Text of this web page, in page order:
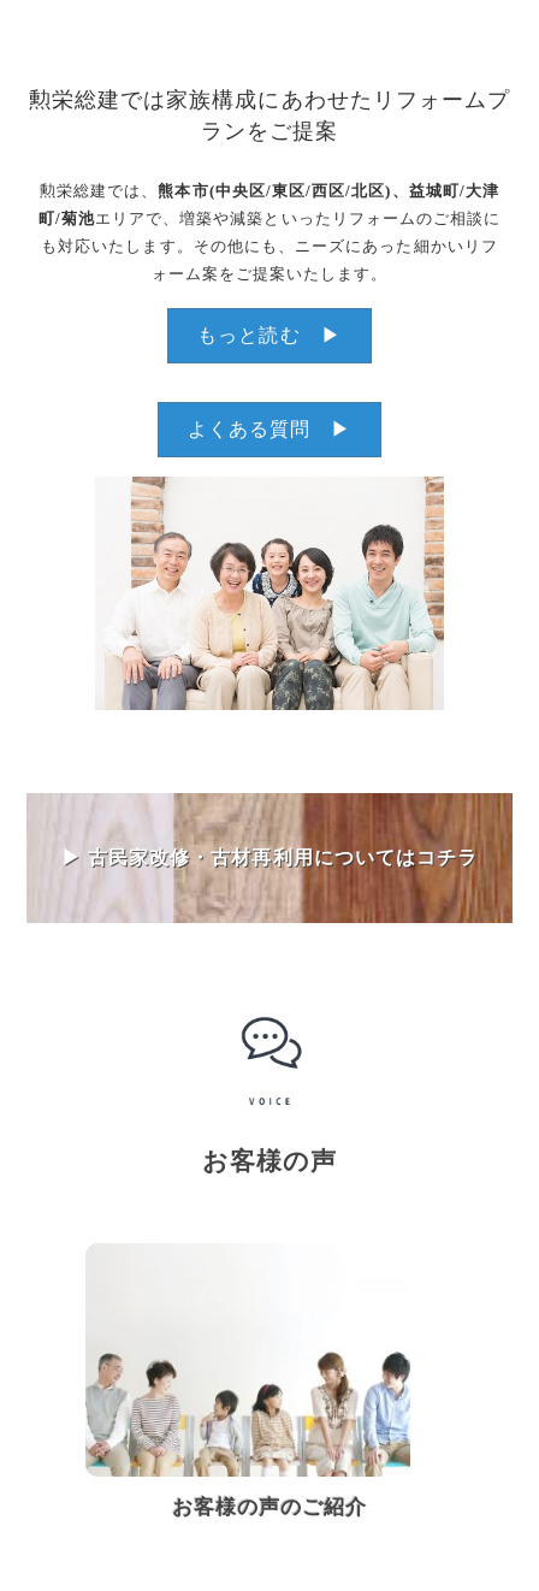
勲栄総建では家族構成にあわせたリフォームプ
ランをご提案
勲栄総建では、熊本市(中央区/東区/西区/北区)、益城町/大津
町/菊池エリアで、増築や減築といったリフォームのご相談に
も対応いたします。その他にも、ニーズにあった細かいリフ
ォーム案をご提案いたします。
もっと読む ▶
よくある質問 ▶
▶ 古民家改修・古材再利用についてはコチラ
お客様の声
お客様の声のご紹介